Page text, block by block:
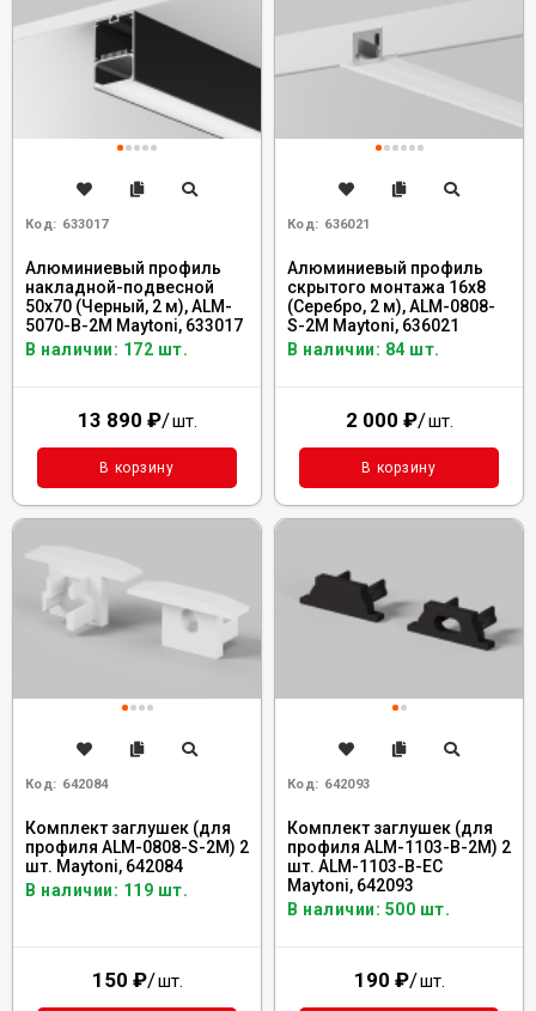
Код: 633017
Алюминиевый профиль
накладной-подвесной
50х70 (Черный, 2 м), ALM-
5070-B-2M Maytoni, 633017
В наличии: 172 шт.
13 890 ₽/шт.
В корзину
Код: 636021
Алюминиевый профиль
скрытого монтажа 16x8
(Серебро, 2 м), ALM-0808-
S-2M Maytoni, 636021
В наличии: 84 шт.
2 000 ₽/шт.
В корзину
Код: 642084
Комплект заглушек (для
профиля ALM-0808-S-2M) 2
шт. Maytoni, 642084
В наличии: 119 шт.
150 ₽/шт.
Код: 642093
Комплект заглушек (для
профиля ALM-1103-B-2M) 2
шт. ALM-1103-B-EC
Maytoni, 642093
В наличии: 500 шт.
190 ₽/шт.